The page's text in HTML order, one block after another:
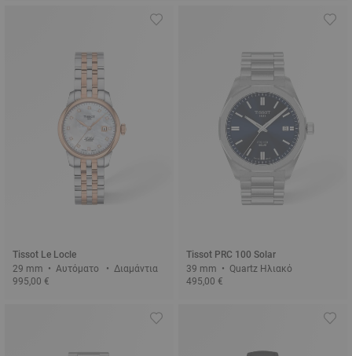
Tissot Le Locle
29 mm • Αυτόματο • Διαμάντια
995,00 €
Tissot PRC 100 Solar
39 mm • Quartz Ηλιακό
495,00 €